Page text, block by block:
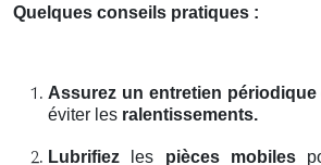
Quelques conseils pratiques :
Assurez un entretien périodique
éviter les ralentissements.
Lubrifiez les pièces mobiles